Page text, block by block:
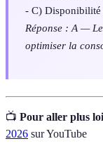
- C)
Réponse : A —
optimiser la
📺 Pour aller plus
2026 sur YouTube